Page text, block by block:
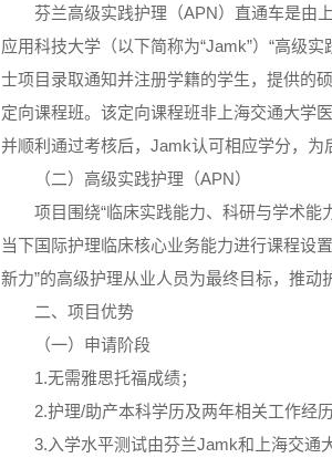
芬兰高级实践护理（APN）直通车是由
应用科技大学（以下简称为“Jamk”）“高级
士项目录取通知并注册学籍的学生，提供的
定向课程班。该定向课程班非上海交通大学
并顺利通过考核后，Jamk认可相应学分，为
（二）高级实践护理（APN）
项目围绕“临床实践能力、科研与学术
当下国际护理临床核心业务能力进行课程设
新力”的高级护理从业人员为最终目标，推动
二、项目优势
（一）申请阶段
1.无需雅思托福成绩；
2.护理/助产本科学历及两年相关工作经历
3.入学水平测试由芬兰Jamk和上海交通